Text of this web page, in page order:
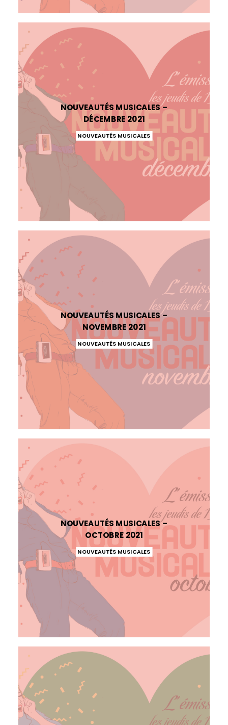
NOUVEAUTÉS MUSICALES –
DÉCEMBRE 2021
NOUVEAUTÉS MUSICALES
NOUVEAUTÉS MUSICALES –
NOVEMBRE 2021
NOUVEAUTÉS MUSICALES
NOUVEAUTÉS MUSICALES –
OCTOBRE 2021
NOUVEAUTÉS MUSICALES